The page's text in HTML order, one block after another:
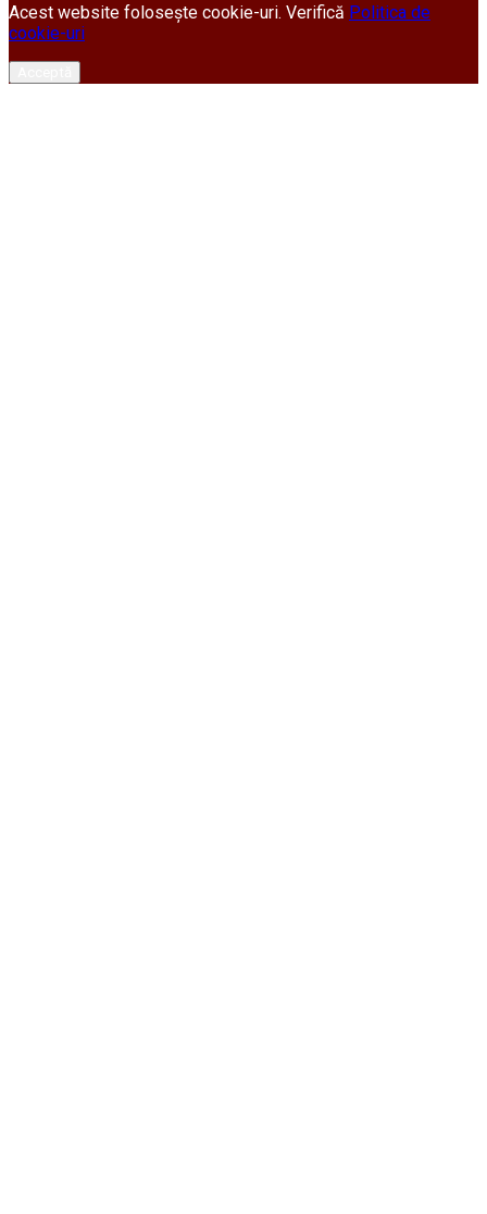
Acest website folosește cookie-uri. Verifică Politica de
cookie-uri